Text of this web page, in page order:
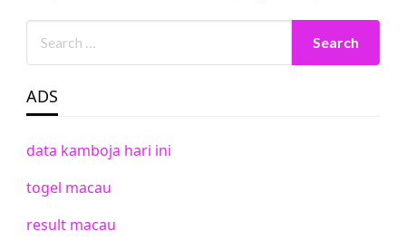
ADS
data kamboja hari ini
togel macau
result macau